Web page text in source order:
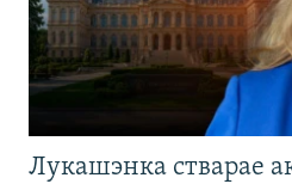
Лукашэнка стварае